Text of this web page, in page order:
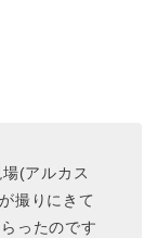
(アルカス
撮りにきて
ったのです